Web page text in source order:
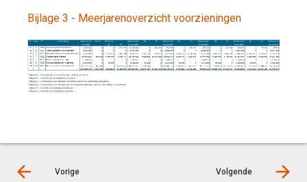
Bijlage 3 - Meerjarenoverzicht voorzieningen
Vorige Volgende